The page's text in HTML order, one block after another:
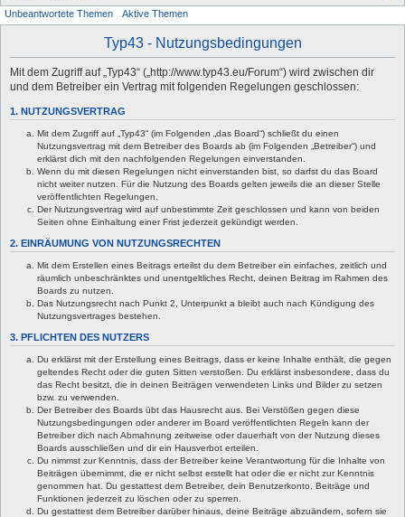
Unbeantwortete Themen Aktive Themen
Typ43 - Nutzungsbedingungen
Mit dem Zugriff auf „Typ43“ („http://www.typ43.eu/Forum“) wird zwischen dir
und dem Betreiber ein Vertrag mit folgenden Regelungen geschlossen:
1. NUTZUNGSVERTRAG
Mit dem Zugriff auf „Typ43“ (im Folgenden „das Board“) schließt du einen
Nutzungsvertrag mit dem Betreiber des Boards ab (im Folgenden „Betreiber“) und
erklärst dich mit den nachfolgenden Regelungen einverstanden.
Wenn du mit diesen Regelungen nicht einverstanden bist, so darfst du das Board
nicht weiter nutzen. Für die Nutzung des Boards gelten jeweils die an dieser Stelle
veröffentlichten Regelungen.
Der Nutzungsvertrag wird auf unbestimmte Zeit geschlossen und kann von beiden
Seiten ohne Einhaltung einer Frist jederzeit gekündigt werden.
2. EINRÄUMUNG VON NUTZUNGSRECHTEN
Mit dem Erstellen eines Beitrags erteilst du dem Betreiber ein einfaches, zeitlich und
räumlich unbeschränktes und unentgeltliches Recht, deinen Beitrag im Rahmen des
Boards zu nutzen.
Das Nutzungsrecht nach Punkt 2, Unterpunkt a bleibt auch nach Kündigung des
Nutzungsvertrages bestehen.
3. PFLICHTEN DES NUTZERS
Du erklärst mit der Erstellung eines Beitrags, dass er keine Inhalte enthält, die gegen
geltendes Recht oder die guten Sitten verstoßen. Du erklärst insbesondere, dass du
das Recht besitzt, die in deinen Beiträgen verwendeten Links und Bilder zu setzen
bzw. zu verwenden.
Der Betreiber des Boards übt das Hausrecht aus. Bei Verstößen gegen diese
Nutzungsbedingungen oder anderer im Board veröffentlichten Regeln kann der
Betreiber dich nach Abmahnung zeitweise oder dauerhaft von der Nutzung dieses
Boards ausschließen und dir ein Hausverbot erteilen.
Du nimmst zur Kenntnis, dass der Betreiber keine Verantwortung für die Inhalte von
Beiträgen übernimmt, die er nicht selbst erstellt hat oder die er nicht zur Kenntnis
genommen hat. Du gestattest dem Betreiber, dein Benutzerkonto, Beiträge und
Funktionen jederzeit zu löschen oder zu sperren.
Du gestattest dem Betreiber darüber hinaus, deine Beiträge abzuändern, sofern sie